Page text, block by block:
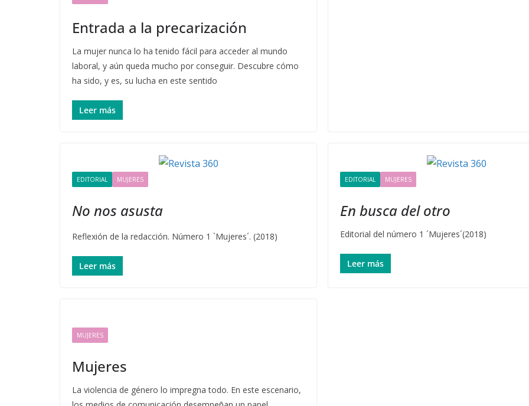
Entrada a la precarización
La mujer nunca lo ha tenido fácil para acceder al mundo
laboral, y aún queda mucho por conseguir. Descubre cómo
ha sido, y es, su lucha en este sentido
Leer más
EDITORIAL MUJERES
No nos asusta
Reflexión de la redacción. Número 1 `Mujeres´. (2018)
Leer más
EDITORIAL MUJERES
En busca del otro
Editorial del número 1 ´Mujeres´(2018)
Leer más
MUJERES
Mujeres
La violencia de género lo impregna todo. En este escenario,